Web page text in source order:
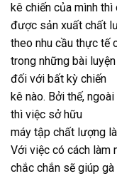
kê chiến của mình
được sản xuất chất
theo nhu cầu thực tế
trong những bài
đối với bất kỳ chiến
kê nào. Bởi thế,
thì việc sở hữu
máy tập chất lượng
Với việc có cách làm
chắc chắn sẽ giúp